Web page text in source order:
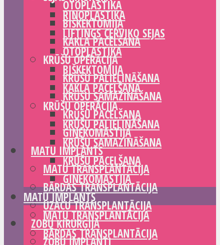
OTOPLASTIKA
BIŠKEKTOMIJA
KAKLA PACELŠANA
KRŪŠU OPERĀCIJA
KRŪŠU PALIELINĀŠANA
KRŪŠU SAMAZINĀŠANA
KRŪŠU PACELŠANA
GINEKOMASTIJA
MATU IMPLANTS
MATU TRANSPLANTĀCIJA
BĀRDAS TRANSPLANTĀCIJA
UZACU TRANSPLANTĀCIJA
ZOBU ĶIRURĢIJA
ZOBU IMPLANTI
RINOPLASTIKA
LIFTINGS CERVIKO SEJAS
OTOPLASTIKA
BIŠKEKTOMIJA
KAKLA PACELŠANA
KRŪŠU OPERĀCIJA
KRŪŠU PALIELINĀŠANA
KRŪŠU SAMAZINĀŠANA
KRŪŠU PACELŠANA
GINEKOMASTIJA
MATU IMPLANTS
MATU TRANSPLANTĀCIJA
BĀRDAS TRANSPLANTĀCIJA